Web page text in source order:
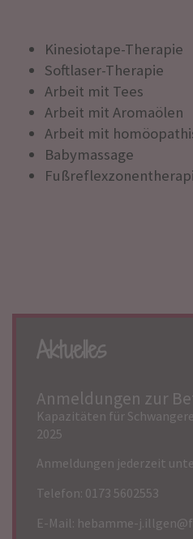
Kinesiotape-Therapie
Softlaser-Therapie
Arbeit mit Tees
Arbeit mit Aromaölen
Arbeit mit
Babymassage
Aktuelles
Anmeldungen zur
Kapazitäten für
2025
Anmeldungen jederzeit
Telefon: 0173 5602553
E-Mail: hebamme-